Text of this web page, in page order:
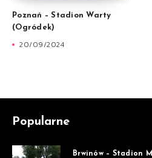
Poznań – Stadion Warty
(Ogródek)
20/09/2024
Popularne
Brwinów – Stadion